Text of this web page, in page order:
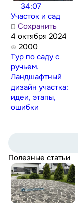
34:07
Участок и сад
Сохранить
4 октября 2024
2000
Тур по саду с
ручьем.
Ландшафтный
дизайн участка:
идеи, этапы,
ошибки
Полезные статьи